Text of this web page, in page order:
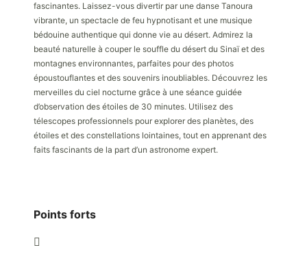
fascinantes. Laissez-vous divertir par une danse Tanoura
vibrante, un spectacle de feu hypnotisant et une musique
bédouine authentique qui donne vie au désert. Admirez la
beauté naturelle à couper le souffle du désert du Sinaï et des
montagnes environnantes, parfaites pour des photos
époustouflantes et des souvenirs inoubliables. Découvrez les
merveilles du ciel nocturne grâce à une séance guidée
d’observation des étoiles de 30 minutes. Utilisez des
télescopes professionnels pour explorer des planètes, des
étoiles et des constellations lointaines, tout en apprenant des
faits fascinants de la part d’un astronome expert.
Points forts